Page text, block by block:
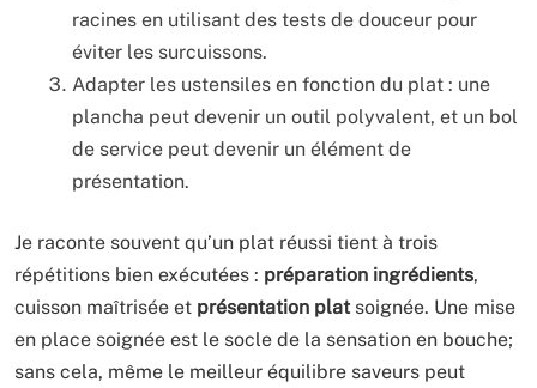
racines en utilisant des tests de douceur pour
éviter les surcuissons.
Adapter les ustensiles en fonction du plat : une
plancha peut devenir un outil polyvalent, et un bol
de service peut devenir un élément de
présentation.
Je raconte souvent qu’un plat réussi tient à trois
répétitions bien exécutées : préparation ingrédients,
cuisson maîtrisée et présentation platsoignée. Une mise
en place soignée est le socle de la sensation en bouche;
sans cela, même le meilleur équilibre saveurs peut